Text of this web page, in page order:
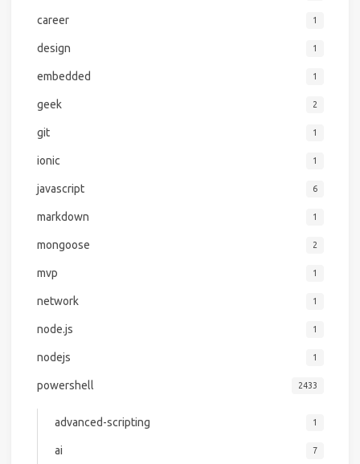
career 1
design 1
embedded 1
geek 2
git 1
ionic 1
javascript 6
markdown 1
mongoose 2
mvp 1
network 1
node.js 1
nodejs 1
powershell 2433
advanced-scripting 1
ai 7